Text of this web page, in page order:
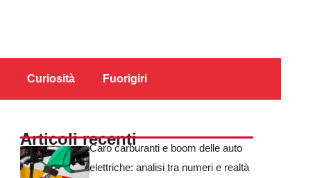
Curiosità Fuorigiri
Articoli recentiCaro carburanti e boom delle auto
elettriche: analisi tra numeri e realtà